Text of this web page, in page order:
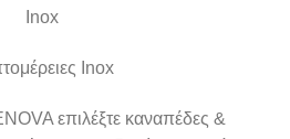
Inox
Inox
επιλέξτε καναπέδες &